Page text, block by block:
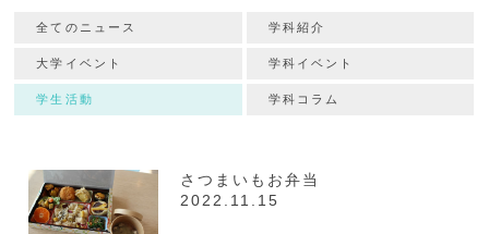
全てのニュース 学科紹介
大学イベント 学科イベント
学生活動 学科コラム
さつまいもお弁当
2022.11.15